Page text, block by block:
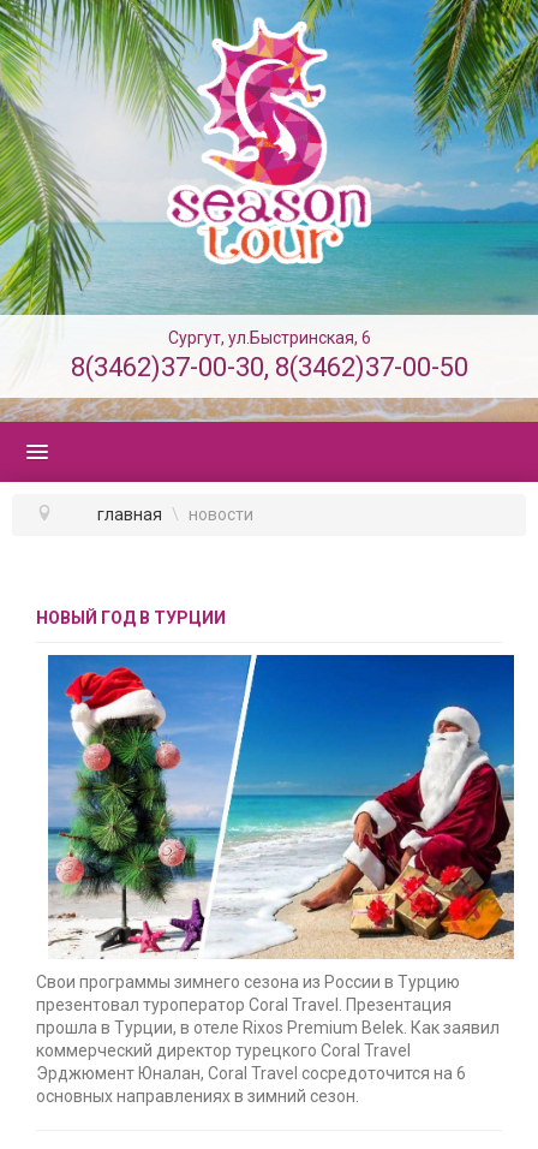
Сургут, ул.Быстринская, 6
8(3462)37-00-30, 8(3462)37-00-50
КОНТАКТЫ
ОТЗЫВЫ
главная \ новости
НОВЫЙ ГОД В ТУРЦИИ
Свои программы зимнего сезона из России в Турцию
презентовал туроператор Coral Travel. Презентация
прошла в Турции, в отеле Rixos Premium Belek. Как заявил
коммерческий директор турецкого Coral Travel
Эрджюмент Юналан, Coral Travel сосредоточится на 6
основных направлениях в зимний сезон.